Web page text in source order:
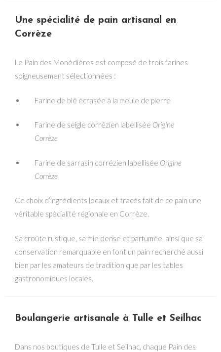
Une spécialité de pain artisanal en
Corrèze
Le Pain des Monédières est composé de trois farines
soigneusement sélectionnées :
Farine de blé écrasée à la meule de pierre
Farine de seigle corrézien labellisée Origine
Corrèze
Farine de sarrasin corrézien labellisée Origine
Corrèze
Ce choix d’ingrédients locaux et tracés fait de ce pain une
véritable spécialité régionale en Corrèze.
Sa croûte rustique, sa mie dense et parfumée, ainsi que sa
conservation remarquable en font un pain recherché aussi
bien par les amateurs de tradition que par les tables
gastronomiques locales.
Boulangerie artisanale à Tulle et Seilhac
Dans nos boutiques de Tulle et Seilhac, chaque Pain des